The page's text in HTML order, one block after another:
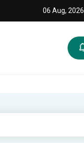
06 Aug, 2026